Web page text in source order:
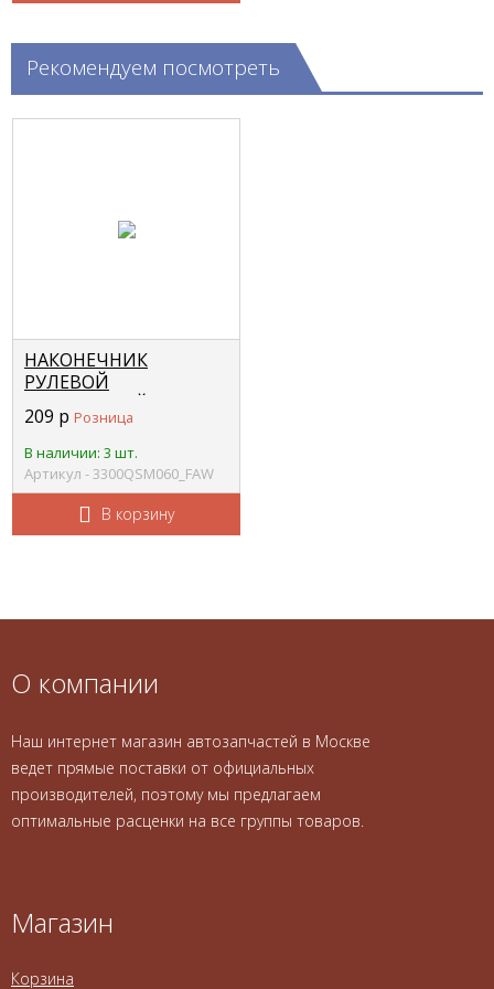
Рекомендуем посмотреть
НАКОНЕЧНИК
РУЛЕВОЙ
ПОПЕРЕЧНОЙ ТЯГИ
ПРАВЫЙ 1051 -
3300QSM-060 FAW
209 р Розница
В наличии: 3 шт.
Артикул - 3300QSM060_FAW
В корзину
О компании
Наш интернет магазин автозапчастей в Москве
ведет прямые поставки от официальных
производителей, поэтому мы предлагаем
оптимальные расценки на все группы товаров.
Магазин
Корзина